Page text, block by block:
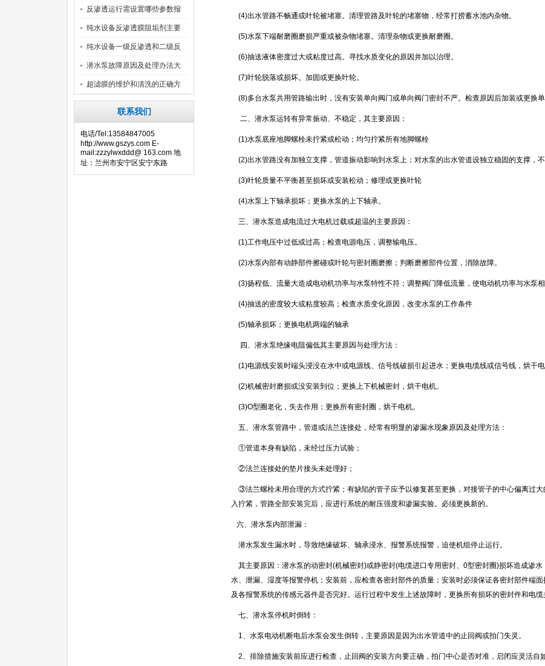
1
剂
反渗透运行需设置哪些参数报
警
纯水设备反渗透膜阻垢剂主要
成
纯水设备一级反渗透和二级反
渗
潜水泵故障原因及处理办法大
全
超滤膜的维护和清洗的正确方
法
联系我们
电话/Tel:13584847005
http://www.gszys.com E-
mail:zzzylwxddd@ 163.com 地
址：兰州市安宁区安宁东路
(4)出水管路不畅通或叶轮被堵塞。清理管路及叶轮的堵塞物，经常打捞蓄水池内杂物。
(5)水泵下端耐磨圈磨损严重或被杂物堵塞。清理杂物或更换耐磨圈。
(6)抽送液体密度过大或粘度过高。寻找水质变化的原因并加以治理。
(7)叶轮脱落或损坏。加固或更换叶轮。
(8)多台水泵共用管路输出时，没有安装单向阀门或单向阀门密封不严。检查原因后加装或更换单
二、潜水泵运转有异常振动、不稳定，其主要原因：
(1)水泵底座地脚螺栓未拧紧或松动；均匀拧紧所有地脚螺栓
(2)出水管路没有加独立支撑，管道振动影响到水泵上；对水泵的出水管道设独立稳固的支撑，不
(3)叶轮质量不平衡甚至损坏或安装松动；修理或更换叶轮
(4)水泵上下轴承损坏；更换水泵的上下轴承。
三、潜水泵造成电流过大电机过载或超温的主要原因：
(1)工作电压中过低或过高；检查电源电压，调整输电压。
(2)水泵内部有动静部件擦碰或叶轮与密封圈磨擦；判断磨擦部件位置，消除故障。
(3)扬程低、流量大造成电动机功率与水泵特性不符；调整阀门降低流量，使电动机功率与水泵相
(4)抽送的密度较大或粘度较高；检查水质变化原因，改变水泵的工作条件
(5)轴承损坏；更换电机两端的轴承
四、潜水泵绝缘电阻偏低其主要原因与处理方法：
(1)电源线安装时端头浸没在水中或电源线、信号线破损引起进水；更换电缆线或信号线，烘干电
(2)机械密封磨损或没安装到位；更换上下机械密封，烘干电机。
(3)O型圈老化，失去作用；更换所有密封圈，烘干电机。
五、潜水泵管路中，管道或法兰连接处，经常有明显的渗漏水现象原因及处理方法：
①管道本身有缺陷，未经过压力试验；
②法兰连接处的垫片接头未处理好；
③法兰螺栓未用合理的方式拧紧；有缺陷的管子应予以修复甚至更换，对接管子的中心偏离过
入拧紧，管路全部安装完后，应进行系统的耐压强度和渗漏实验。必须更换新的。
六、潜水泵内部泄漏：
潜水泵发生漏水时，导致绝缘破坏、轴承浸水、报警系统报警，迫使机组停止运行。
其主要原因：潜水泵的动密封(机械密封)或静密封(电缆进口专用密封、 0型密封圈)损坏造成渗水
水、泄漏、湿度等报警停机；安装前，应检查各密封部件的质量；安装时必须保证各密封部件端
及各报警系统的传感元器件是否完好。运行过程中发生上述故障时，更换所有损坏的密封件和电
七、潜水泵停机时倒转：
1、水泵电动机断电后水泵会发生倒转，主要原因是因为出水管道中的止回阀或拍门失灵。
2、排除措施安装前应进行检查，止回阀的安装方向要正确，拍门中心是否对准，启闭应灵活自